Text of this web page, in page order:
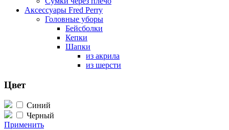
Аксессуары Fred Perry
Головные уборы
Бейсболки
Кепки
Шапки
из акрила
из шерсти
Цвет
Синий
Черный
Применить